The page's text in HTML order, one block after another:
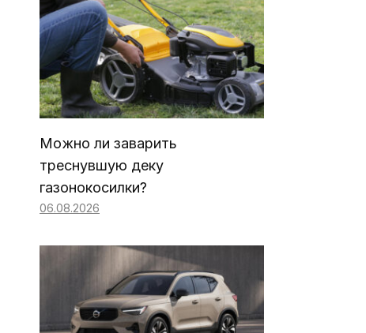
Можно ли заварить
треснувшую деку
газонокосилки?
06.08.2026